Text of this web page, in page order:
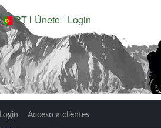
PT Únete Login
Login Acceso a clientes
GPX